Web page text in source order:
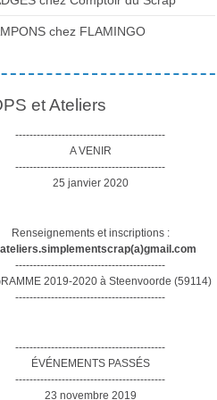
chez FLAMINGO
et Ateliers
------------------------------------------
A VENIR
------------------------------------------
25 janvier 2020
Renseignements et inscriptions :
------------------------------------------
2019-2020 à Steenvoorde (59114)
------------------------------------------
------------------------------------------
ÉVÉNEMENTS PASSÉS
------------------------------------------
23 novembre 2019